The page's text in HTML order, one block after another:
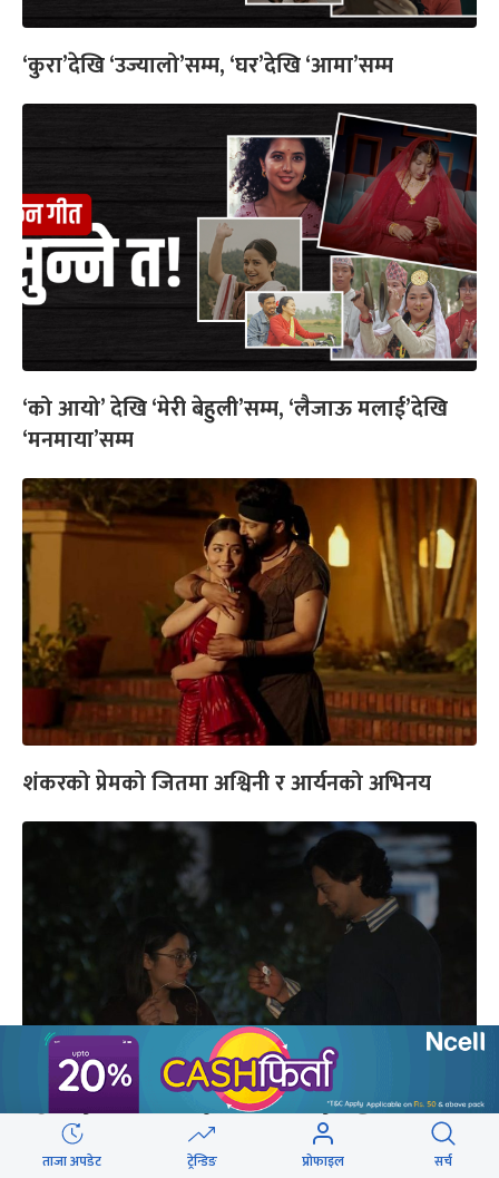
‘कुरा’देखि ‘उज्यालो’सम्म, ‘घर’देखि ‘आमा’सम्म
‘को आयो’ देखि ‘मेरी बेहुली’सम्म, ‘लैजाऊ मलाई’देखि
‘मनमाया’सम्म
शंकरको प्रेमको जितमा अश्विनी र आर्यनको अभिनय
प्रविणको ‘नयन’मा सन्दीप र उपासना रोमान्टिक
ताजा अपडेट ट्रेन्डिङ प्रोफाइल सर्च